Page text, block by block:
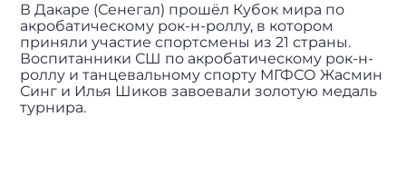
В Дакаре (Сенегал) прошёл Кубок мира по
акробатическому рок-н-роллу, в котором
приняли участие спортсмены из 21 страны.
Воспитанники СШ по акробатическому рок-н-
роллу и танцевальному спорту МГФСО Жасмин
Синг и Илья Шиков завоевали золотую медаль
турнира.